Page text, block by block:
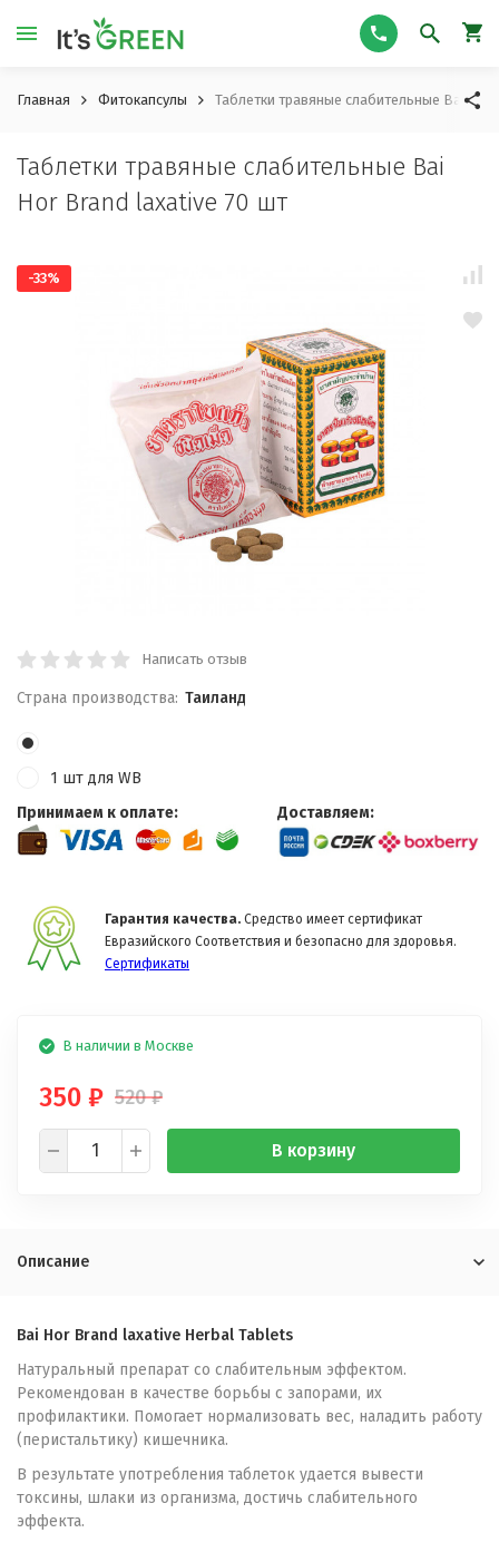
Главная Фитокапсулы Таблетки травяные слабительные Bai
Таблетки травяные слабительные Bai
Hor Brand laxative 70 шт
-33%
Написать отзыв
Страна производства: Таиланд
1 шт для WB
Принимаем к оплате:
Доставляем:
Гарантия качества. Средство имеет сертификат
Евразийского Соответствия и безопасно для здоровья.
Сертификаты
В наличии в Москве
350 ₽ 520₽
В корзину
Описание
Bai Hor Brand laxative Herbal Tablets
Натуральный препарат со слабительным эффектом.
Рекомендован в качестве борьбы с запорами, их
профилактики. Помогает нормализовать вес, наладить работу
(перистальтику) кишечника.
В результате употребления таблеток удается вывести
токсины, шлаки из организма, достичь слабительного
эффекта.